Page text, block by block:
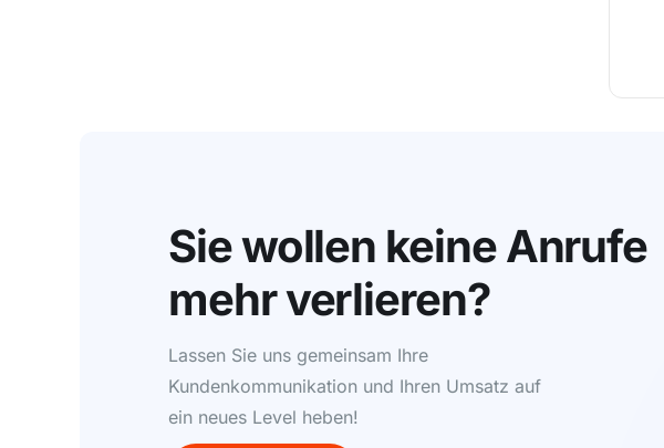
Sie wollen keine Anrufe
mehr verlieren?
Lassen Sie uns gemeinsam Ihre
Kundenkommunikation und Ihren Umsatz auf
ein neues Level heben!